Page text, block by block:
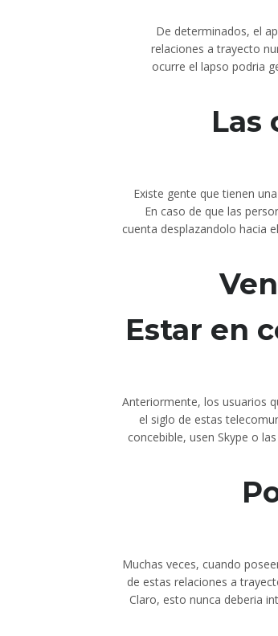
De determinados, el
relaciones a trayecto
ocurre el lapso podria
Las
Existe gente que tienen
En caso de que las
cuenta desplazandolo hacia
Estar en
Anteriormente, los usuarios
el siglo de estas
concebible, usen Skype o
Muchas veces, cuando
de estas relaciones a
Claro, esto nunca deberia